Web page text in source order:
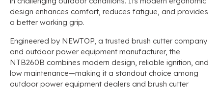
design enhances comfort, reduces fatigue, and provides
a better working grip.
Engineered by NEWTOP, a trusted brush cutter company
and outdoor power equipment manufacturer, the
NTB260B combines modern design, reliable ignition, and
low maintenance—making it a standout choice among
outdoor power equipment dealers and brush cutter